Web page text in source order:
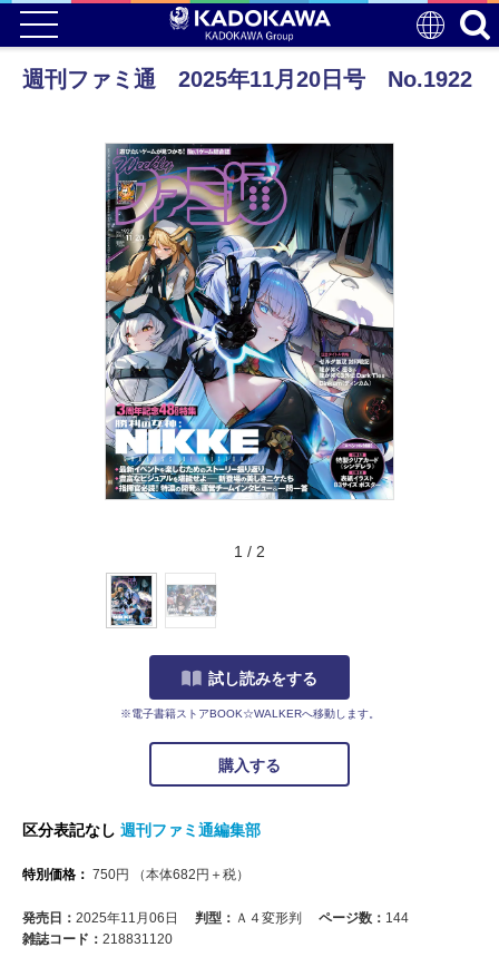
週刊ファミ通 2025年11月20日号 No.1922
1 / 2
試し読みをする
※電子書籍ストアBOOK☆WALKERへ移動します。
購入する
区分表記なし 週刊ファミ通編集部
特別価格： 750円 （本体682 円＋税）
発売日： 2025年11月06日 判型： Ａ４変形判 ページ数： 144
雑誌コード： 218831120